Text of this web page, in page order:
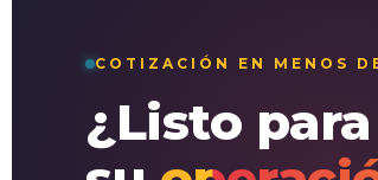
COTIZACIÓN EN MENOS
¿Listo